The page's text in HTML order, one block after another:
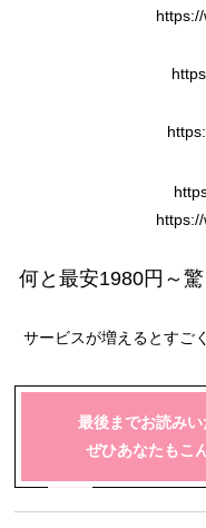
何と最安1980円～
サービスが増えるとすご
最後までお読み
ぜひあなたもこ